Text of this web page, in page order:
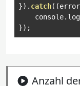
}). catch((error
    console
. log
});
Anzahl